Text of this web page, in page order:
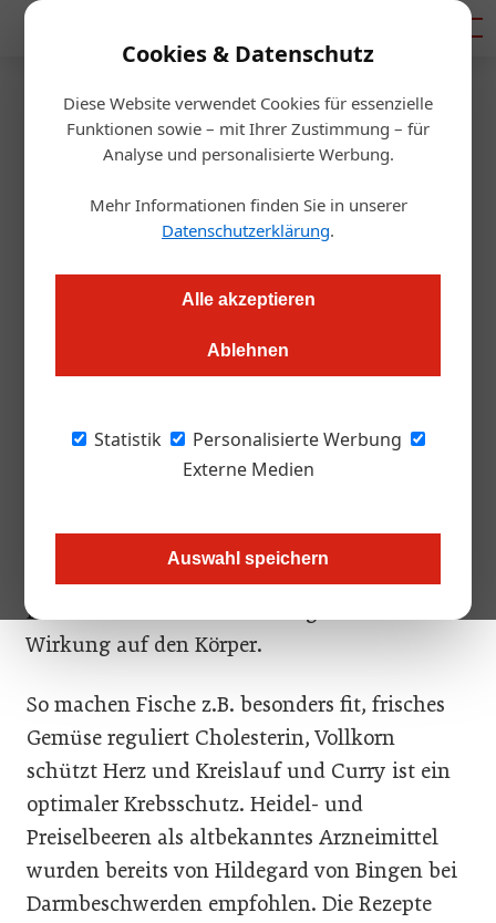
Cookies & Datenschutz
Diese Website verwendet Cookies für essenzielle
Funktionen sowie – mit Ihrer Zustimmung – für
Analyse und personalisierte Werbung.
Mehr Informationen finden Sie in unserer
Datenschutzerklärung.
Alle akzeptieren
Ablehnen
Statistik
Personalisierte Werbung
Externe Medien
Auswahl speichern
Startseite/Allgemein
heilsame nahrung
Redaktion.OEGZ 12.12.2006, 14:13 Uhr
"heilsame nahrung" heißt das wertvolle Kochbuch eines
besser bekannt als Köchin des Nobelrestaurants "Kim kocht"
im 9. Wiener Gemeindebezirk.
Kim und die beiden Ernährungsmediziner Dr.
René Wenzl und Dr. Christian Matthai sehen
Leben und bieten in ihrem Buch wundervolle
Rezepte und eine Fülle an interessantem
Fachwissen rund um Nahrung und ihrer
Wirkung auf den Körper.
So machen Fische z.B. besonders fit, frisches
Gemüse reguliert Cholesterin, Vollkorn
schützt Herz und Kreislauf und Curry ist ein
optimaler Krebsschutz. Heidel- und
Preiselbeeren als altbekanntes Arzneimittel
wurden bereits von Hildegard von Bingen bei
Darmbeschwerden empfohlen. Die Rezepte